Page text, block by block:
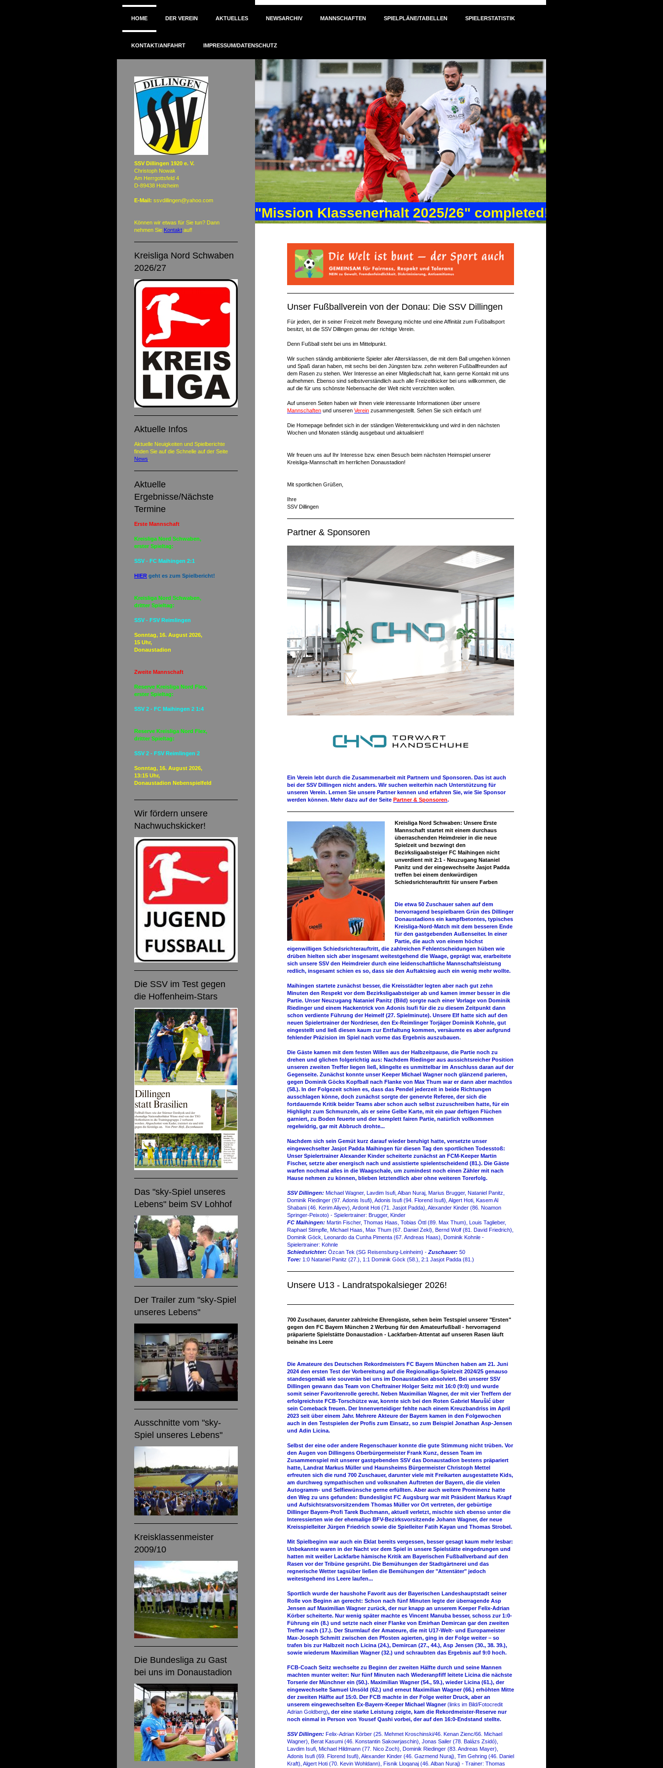
HOME DER VEREIN AKTUELLES NEWSARCHIV MANNSCHAFTEN SPIELPLÄNE/TABELLEN SPIELERSTATISTIK
KONTAKT/ANFAHRT IMPRESSUM/DATENSCHUTZ
SSV Dillingen 1920 e. V.
Christoph Nowak
Am Herrgottsfeld 4
D-89438 Holzheim
E-Mail: ssvdillingen@yahoo.com
Können wir etwas für Sie tun? Dann
nehmen Sie Kontakt auf!
Kreisliga Nord Schwaben
2026/27
Aktuelle Infos
Aktuelle Neuigkeiten und Spielberichte
finden Sie auf die Schnelle auf der Seite
News
Aktuelle
Ergebnisse/Nächste
Termine
Erste Mannschaft
Kreisliga Nord Schwaben,
erster Spieltag:
SSV - FC Maihingen 2:1
HIER geht es zum Spielbericht!
Kreisliga Nord Schwaben,
dritter Spieltag:
SSV - FSV Reimlingen
Sonntag, 16. August 2026,
15 Uhr,
Donaustadion
Zweite Mannschaft
Reserve Kreisliga Nord Flex,
erster Spieltag:
SSV 2 - FC Maihingen 2 1:4
Reserve Kreisliga Nord Flex,
dritter Spieltag:
SSV 2 - FSV Reimlingen 2
Sonntag, 16. August 2026,
13:15 Uhr,
Donaustadion Nebenspielfeld
Wir fördern unsere
Nachwuchskicker!
Die SSV im Test gegen
die Hoffenheim-Stars
Das "sky-Spiel unseres
Lebens" beim SV Lohhof
Der Trailer zum "sky-Spiel
unseres Lebens"
Ausschnitte vom "sky-
Spiel unseres Lebens"
Kreisklassenmeister
2009/10
Die Bundesliga zu Gast
bei uns im Donaustadion
"Mission Klassenerhalt 2025/26" completed!
Unser Fußballverein von der Donau: Die SSV Dillingen
Für jeden, der in seiner Freizeit mehr Bewegung möchte und eine Affinität zum Fußballsport
besitzt, ist die SSV Dillingen genau der richtige Verein.
Denn Fußball steht bei uns im Mittelpunkt.
Wir suchen ständig ambitionierte Spieler aller Altersklassen, die mit dem Ball umgehen können
und Spaß daran haben, mit sechs bei den Jüngsten bzw. zehn weiteren Fußballfreunden auf
dem Rasen zu stehen. Wer Interesse an einer Mitgliedschaft hat, kann gerne Kontakt mit uns
aufnehmen. Ebenso sind selbstverständlich auch alle Freizeitkicker bei uns willkommen, die
auf die für uns schönste Nebensache der Welt nicht verzichten wollen.
Auf unseren Seiten haben wir Ihnen viele interessante Informationen über unsere
Mannschaften und unseren Verein zusammengestellt. Sehen Sie sich einfach um!
Die Homepage befindet sich in der ständigen Weiterentwicklung und wird in den nächsten
Wochen und Monaten ständig ausgebaut und aktualisiert!
Wir freuen uns auf Ihr Interesse bzw. einen Besuch beim nächsten Heimspiel unserer
Kreisliga-Mannschaft im herrlichen Donaustadion!
Mit sportlichen Grüßen,
Ihre
SSV Dillingen
Partner & Sponsoren
Ein Verein lebt durch die Zusammenarbeit mit Partnern und Sponsoren. Das ist auch
bei der SSV Dillingen nicht anders. Wir suchen weiterhin nach Unterstützung für
unseren Verein. Lernen Sie unsere Partner kennen und erfahren Sie, wie Sie Sponsor
werden können. Mehr dazu auf der Seite Partner & Sponsoren.
Kreisliga Nord Schwaben: Unsere Erste
Mannschaft startet mit einem durchaus
überraschenden Heimdreier in die neue
Spielzeit und bezwingt den
Bezirksligaabsteiger FC Maihingen nicht
unverdient mit 2:1 - Neuzugang Nataniel
Panitz und der eingewechselte Jasjot Padda
treffen bei einem denkwürdigen
Schiedsrichterauftritt für unsere Farben
Die etwa 50 Zuschauer sahen auf dem
hervorragend bespielbaren Grün des Dillinger
Donaustadions ein kampfbetontes, typisches
Kreisliga-Nord-Match mit dem besseren Ende
für den gastgebenden Außenseiter. In einer
Partie, die auch von einem höchst
eigenwilligen Schiedsrichterauftritt, die zahlreichen Fehlentscheidungen hüben wie
drüben hielten sich aber insgesamt weitestgehend die Waage, geprägt war, erarbeitete
sich unsere SSV den Heimdreier durch eine leidenschaftliche Mannschaftsleistung
redlich, insgesamt schien es so, dass sie den Auftaktsieg auch ein wenig mehr wollte.
Maihingen startete zunächst besser, die Kreisstädter legten aber nach gut zehn
Minuten den Respekt vor dem Bezirksligaabsteiger ab und kamen immer besser in die
Partie. Unser Neuzugang Nataniel Panitz (Bild) sorgte nach einer Vorlage von Dominik
Riedinger und einem Hackentrick von Adonis Isufi für die zu diesem Zeitpunkt dann
schon verdiente Führung der Heimelf (27. Spielminute). Unsere Elf hatte sich auf den
neuen Spielertrainer der Nordrieser, den Ex-Reimlinger Torjäger Dominik Kohnle, gut
eingestellt und ließ diesen kaum zur Entfaltung kommen, versäumte es aber aufgrund
fehlender Präzision im Spiel nach vorne das Ergebnis auszubauen.
Die Gäste kamen mit dem festen Willen aus der Halbzeitpause, die Partie noch zu
drehen und glichen folgerichtig aus: Nachdem Riedinger aus aussichtsreicher Position
unseren zweiten Treffer liegen ließ, klingelte es unmittelbar im Anschluss daran auf der
Gegenseite. Zunächst konnte unser Keeper Michael Wagner noch glänzend parieren,
gegen Dominik Göcks Kopfball nach Flanke von Max Thum war er dann aber machtlos
(58.). In der Folgezeit schien es, dass das Pendel jederzeit in beide Richtungen
ausschlagen könne, doch zunächst sorgte der genervte Referee, der sich die
fortdauernde Kritik beider Teams aber schon auch selbst zuzuschreiben hatte, für ein
Highlight zum Schmunzeln, als er seine Gelbe Karte, mit ein paar deftigen Flüchen
garniert, zu Boden feuerte und der komplett fairen Partie, natürlich vollkommen
regelwidrig, gar mit Abbruch drohte...
Nachdem sich sein Gemüt kurz darauf wieder beruhigt hatte, versetzte unser
eingewechselter Jasjot Padda Maihingen für diesen Tag den sportlichen Todesstoß:
Unser Spielertrainer Alexander Kinder scheiterte zunächst an FCM-Keeper Martin
Fischer, setzte aber energisch nach und assistierte spielentscheidend (81.). Die Gäste
warfen nochmal alles in die Waagschale, um zumindest noch einen Zähler mit nach
Hause nehmen zu können, blieben letztendlich aber ohne weiteren Torerfolg.
SSV Dillingen: Michael Wagner, Lavdim Isufi, Alban Nuraj, Marius Brugger, Nataniel Panitz,
Dominik Riedinger (97. Adonis Isufi), Adonis Isufi (94. Florend Isufi), Algert Hoti, Kasem Al
Shabani (46. Kerim Aliyev), Ardonit Hoti (71. Jasjot Padda), Alexander Kinder (86. Noamon
Springer-Peixoto) - Spielertrainer: Brugger, Kinder
FC Maihingen: Martin Fischer, Thomas Haas, Tobias Öttl (89. Max Thum), Louis Taglieber,
Raphael Stimpfle, Michael Haas, Max Thum (67. Daniel Zekl), Bernd Wolf (81. David Friedrich),
Dominik Göck, Leonardo da Cunha Pimenta (67. Andreas Haas), Dominik Kohnle -
Spielertrainer: Kohnle
Schiedsrichter: Özcan Tek (SG Reisensburg-Leinheim) - Zuschauer: 50
Tore: 1:0 Nataniel Panitz (27.), 1:1 Dominik Göck (58.), 2:1 Jasjot Padda (81.)
Unsere U13 - Landratspokalsieger 2026!
700 Zuschauer, darunter zahlreiche Ehrengäste, sehen beim Testspiel unserer "Ersten"
gegen den FC Bayern München 2 Werbung für den Amateurfußball - hervorragend
präparierte Spielstätte Donaustadion - Lackfarben-Attentat auf unseren Rasen läuft
beinahe ins Leere
Die Amateure des Deutschen Rekordmeisters FC Bayern München haben am 21. Juni
2024 den ersten Test der Vorbereitung auf die Regionalliga-Spielzeit 2024/25 genauso
standesgemäß wie souverän bei uns im Donaustadion absolviert. Bei unserer SSV
Dillingen gewann das Team von Cheftrainer Holger Seitz mit 16:0 (9:0) und wurde
somit seiner Favoritenrolle gerecht. Neben Maximilian Wagner, der mit vier Treffern der
erfolgreichste FCB-Torschütze war, konnte sich bei den Roten Gabriel Marušić über
sein Comeback freuen. Der Innenverteidiger fehlte nach einem Kreuzbandriss im April
2023 seit über einem Jahr. Mehrere Akteure der Bayern kamen in den Folgewochen
auch in den Testspielen der Profis zum Einsatz, so zum Beispiel Jonathan Asp-Jensen
und Adin Licina.
Selbst der eine oder andere Regenschauer konnte die gute Stimmung nicht trüben. Vor
den Augen von Dillingens Oberbürgermeister Frank Kunz, dessen Team im
Zusammenspiel mit unserer gastgebenden SSV das Donaustadion bestens präpariert
hatte, Landrat Markus Müller und Haunsheims Bürgermeister Christoph Mettel
erfreuten sich die rund 700 Zuschauer, darunter viele mit Freikarten ausgestattete Kids,
am durchweg sympathischen und volksnahen Auftreten der Bayern, die die vielen
Autogramm- und Selfiewünsche gerne erfüllten. Aber auch weitere Prominenz hatte
den Weg zu uns gefunden: Bundesligist FC Augsburg war mit Präsident Markus Krapf
und Aufsichtsratsvorsitzendem Thomas Müller vor Ort vertreten, der gebürtige
Dillinger Bayern-Profi Tarek Buchmann, aktuell verletzt, mischte sich ebenso unter die
Interessierten wie der ehemalige BFV-Bezirksvorsitzende Johann Wagner, der neue
Kreisspielleiter Jürgen Friedrich sowie die Spielleiter Fatih Kayan und Thomas Strobel.
Mit Spielbeginn war auch ein Eklat bereits vergessen, besser gesagt kaum mehr lesbar:
Unbekannte waren in der Nacht vor dem Spiel in unsere Spielstätte eingedrungen und
hatten mit weißer Lackfarbe hämische Kritik am Bayerischen Fußballverband auf den
Rasen vor der Tribüne gesprüht. Die Bemühungen der Stadtgärtnerei und das
regnerische Wetter tagsüber ließen die Bemühungen der "Attentäter" jedoch
weitestgehend ins Leere laufen...
Sportlich wurde der haushohe Favorit aus der Bayerischen Landeshauptstadt seiner
Rolle von Beginn an gerecht: Schon nach fünf Minuten legte der überragende Asp
Jensen auf Maximilian Wagner zurück, der nur knapp an unserem Keeper Felix-Adrian
Körber scheiterte. Nur wenig später machte es Vincent Manuba besser, schoss zur 1:0-
Führung ein (8.) und setzte nach einer Flanke von Emirhan Demircan gar den zweiten
Treffer nach (17.). Der Sturmlauf der Amateure, die mit U17-Welt- und Europameister
Max-Joseph Schmitt zwischen den Pfosten agierten, ging in der Folge weiter – so
trafen bis zur Halbzeit noch Licina (24.), Demircan (27., 44.), Asp Jensen (30., 38. 39.),
sowie wiederum Maximilian Wagner (32.) und schraubten das Ergebnis auf 9:0 hoch.
FCB-Coach Seitz wechselte zu Beginn der zweiten Hälfte durch und seine Mannen
machten munter weiter: Nur fünf Minuten nach Wiederanpfiff leitete Licina die nächste
Torserie der Münchner ein (50.). Maximilian Wagner (54., 59.), wieder Licina (61.), der
eingewechselte Samuel Unsöld (62.) und erneut Maximilian Wagner (66.) erhöhten Mitte
der zweiten Hälfte auf 15:0. Der FCB machte in der Folge weiter Druck, aber an
unserem eingewechselten Ex-Bayern-Keeper Michael Wagner (links im Bild/Fotocredit
Adrian Goldberg), der eine starke Leistung zeigte, kam die Rekordmeister-Reserve nur
noch einmal in Person von Yousef Qashi vorbei, der auf den 16:0-Endstand stellte.
SSV Dillingen: Felix-Adrian Körber (25. Mehmet Kroschinski/46. Kenan Zienc/66. Michael
Wagner), Berat Kasumi (46. Konstantin Sakowrjaschin), Jonas Sailer (78. Balázs Zsidó),
Lavdim Isufi, Michael Hildmann (77. Nico Zoch), Dominik Riedinger (83. Andreas Mayer),
Adonis Isufi (69. Florend Isufi), Alexander Kinder (46. Gazmend Nuraj), Tim Gehring (46. Daniel
Kraft), Algert Hoti (70. Kevin Wohldann), Fisnik Lloqanaj (46. Alban Nuraj) - Trainer: Thomas